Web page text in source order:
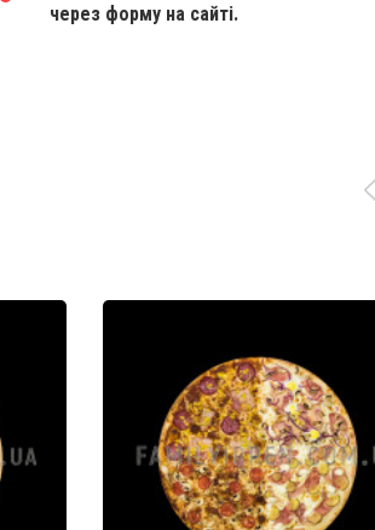
через форму на сайті.